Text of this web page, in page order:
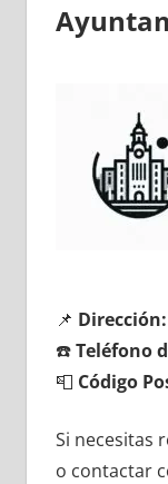
📌 Dirección:
☎️Teléfono
📮 Código
Si necesitas
ο contactar